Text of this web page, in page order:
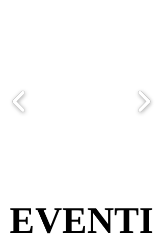
EVENTI
EVENTI